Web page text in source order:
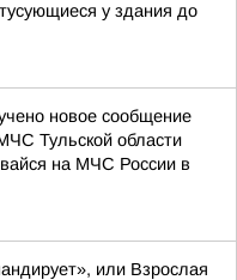
у здания до
новое сообщение
Тульской области
на МЧС России в
или Взрослая